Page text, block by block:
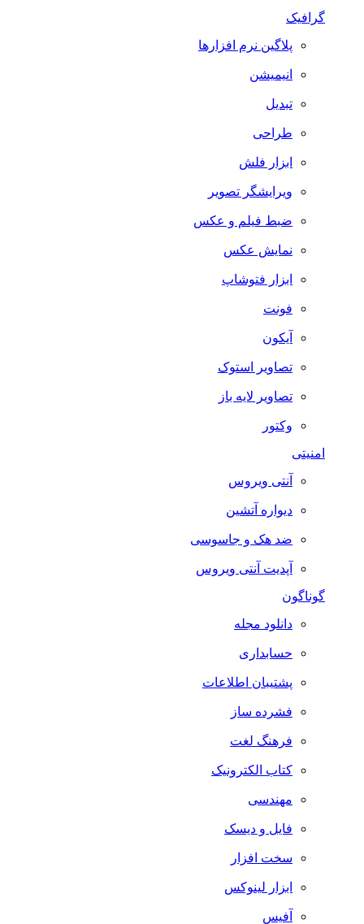
گرافیک
پلاگین نرم افزارها
انیمیشن
تبدیل
طراحی
ابزار فلش
ویرایشگر تصویر
ضبط فيلم و عكس
نمایش عکس
ابزار فتوشاپ
فونت
آیکون
تصاویر استوک
تصاویر لایه باز
وکتور
امنیتی
آنتی ویروس
دیواره آتشین
ضد هک و جاسوسی
آپدیت آنتی ویروس
گوناگون
دانلود مجله
حسابداری
پشتیبان اطلاعات
فشرده ساز
فرهنگ لغت
کتاب الکترونیک
مهندسی
فایل و دیسک
سخت افزار
ابزار لینوکس
آفیس